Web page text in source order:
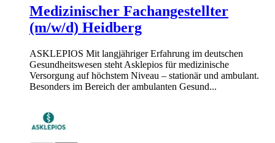
Medizinischer Fachangestellter
(m/w/d) Heidberg
ASKLEPIOS Mit langjähriger Erfahrung im deutschen
Gesundheitswesen steht Asklepios für medizinische
Versorgung auf höchstem Niveau – stationär und ambulant.
Besonders im Bereich der ambulanten Gesund...